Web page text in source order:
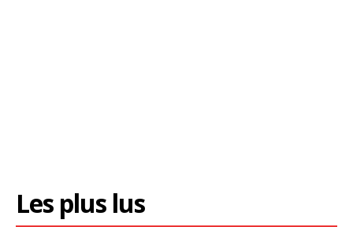
Les plus lus